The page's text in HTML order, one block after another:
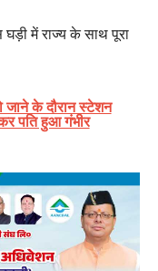
में राज्य के साथ पूरा
जाने के दौरान स्टेशन
पति हुआ गंभीर